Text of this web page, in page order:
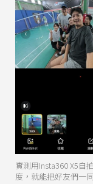
實測用Insta360 X5自
度，就能把好友們一